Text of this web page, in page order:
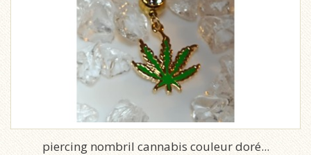
piercing nombril cannabis couleur doré...